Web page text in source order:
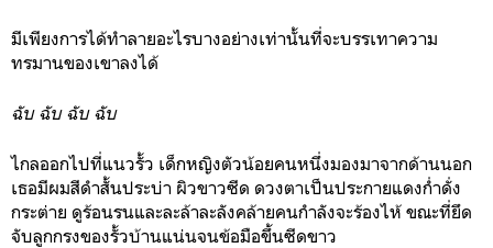
มีเพียงการได้ทำลายอะไรบางอย่างเท่านั้นที่จะบรรเทาความ
ทรมานของเขาลงได้
ฉับ ฉับ ฉับ ฉับ
ไกลออกไปที่แนวรั้ว เด็กหญิงตัวน้อยคนหนึ่งมองมาจากด้านนอก
เธอมีผมสีดำสั้นประบ่า ผิวขาวซีด ดวงตาเป็นประกายแดงก่ำดั่ง
กระต่าย ดูร้อนรนและละล้าละลังคล้ายคนกำลังจะร้องไห้ ขณะที่ยึด
จับลูกกรงของรั้วบ้านแน่นจนข้อมือขึ้นซีดขาว